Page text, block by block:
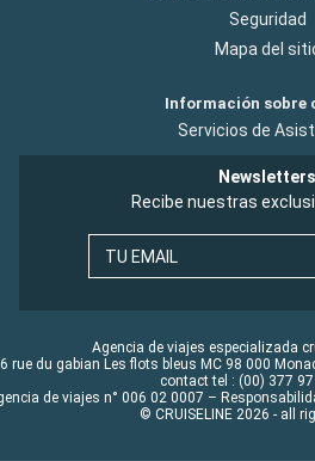
Seguridad
Mapa del
Información sobre
Servicios de
Newsletters
Recibe nuestras
TU EMAIL
Agencia de viajes especializada
rue du gabian Les flots bleus MC 98 000
contact tel : (00) 377
de viajes n° 006 02 0007 –
© CRUISELINE 2026 - all